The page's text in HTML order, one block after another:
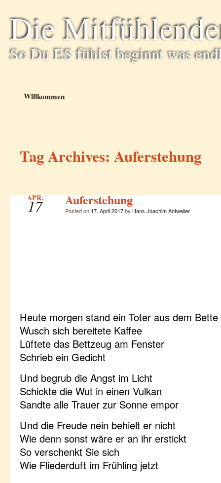
Die
So Du ES fühlst beginnt was
Willkommen
Tag Archives: Auferstehung
APR.
17 Auferstehung
Posted on 17. April 2017by Hans Joachim Antweiler
Heute morgen stand ein Toter aus dem
Wusch sich bereitete Kaffee
Lüftete das Bettzeug am Fenster
Schrieb ein Gedicht
Und begrub die Angst im Licht
Schickte die Wut in einen Vulkan
Sandte alle Trauer zur Sonne empor
Und die Freude nein behielt er nicht
Wie denn sonst wäre er an ihr erstickt
So verschenkt Sie sich
Wie Fliederduft im Frühling jetzt